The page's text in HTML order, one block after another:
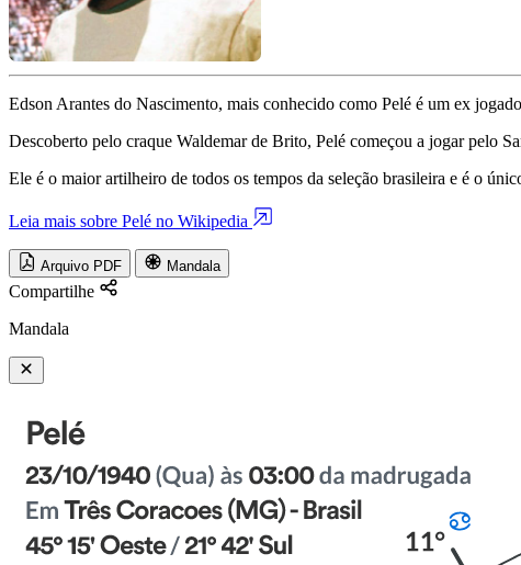
Edson Arantes do Nascimento, mais conhecido como Pelé é um ex
Descoberto pelo craque Waldemar de Brito, Pelé começou a jogar pelo
Ele é o maior artilheiro de todos os tempos da seleção brasileira e é o
Leia mais sobre Pelé no Wikipedia
Arquivo PDF Mandala
Compartilhe
Mandala